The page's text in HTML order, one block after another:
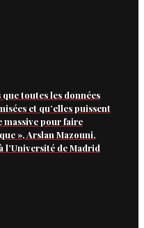
toutes les données
et qu’elles puissent
massive pour faire
», Arslan Mazouni,
l’Université de Madrid